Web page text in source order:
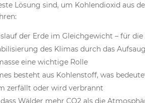
Lösung sind, um Kohlendioxid aus
der Erde im Gleichgewicht – für
des Klimas durch das
eine wichtige Rolle
besteht aus Kohlenstoff, was
zerfällt oder wird verbrannt
Wälder mehr CO2 als die